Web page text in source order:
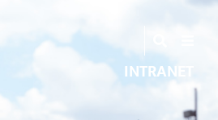
INTRANET